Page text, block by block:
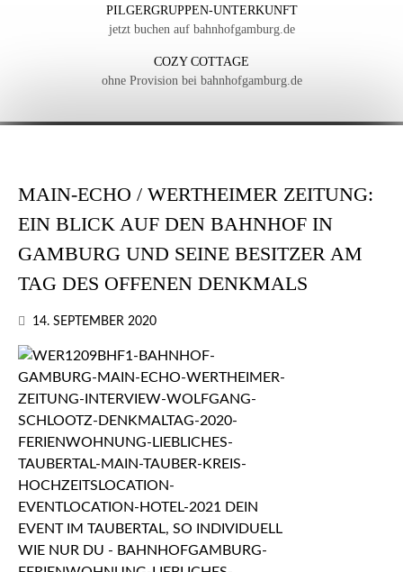
PILGERGRUPPEN-UNTERKUNFT
jetzt buchen auf bahnhofgamburg.de
COZY COTTAGE
ohne Provision bei bahnhofgamburg.de
MAIN-ECHO / WERTHEIMER ZEITUNG:
EIN BLICK AUF DEN BAHNHOF IN
GAMBURG UND SEINE BESITZER AM
TAG DES OFFENEN DENKMALS
14. SEPTEMBER 2020